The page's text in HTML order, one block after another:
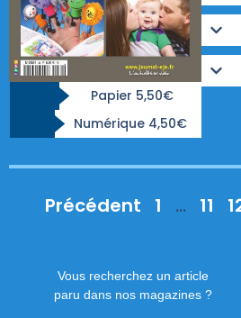
Papier 5,50€
Numérique 4,50€
Précédent 1 … 11
Vous recherchez un article
paru dans nos magazines ?